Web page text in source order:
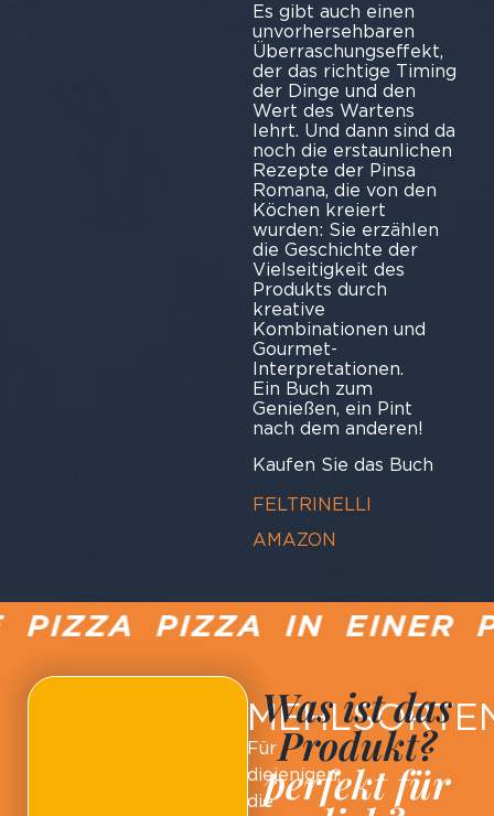
Es gibt auch einen
unvorhersehbaren
Überraschungseffekt,
der das richtige Timing
der Dinge und den
Wert des Wartens
lehrt. Und dann sind da
noch die erstaunlichen
Rezepte der Pinsa
Romana, die von den
Köchen kreiert
wurden: Sie erzählen
die Geschichte der
Vielseitigkeit des
Produkts durch
kreative
Kombinationen und
Gourmet-
Interpretationen.
Ein Buch zum
Genießen, ein Pint
nach dem anderen!
Kaufen Sie das Buch
FELTRINELLI
AMAZON
PIZZA IN EINER
Für
diejenigen,
die
Was ist das
Produkt?
perfekt für